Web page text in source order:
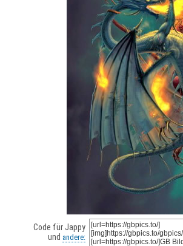
Code für Jappy
und andere: